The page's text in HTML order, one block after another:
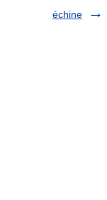
échine